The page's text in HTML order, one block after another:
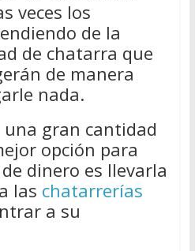
veces los
de la
de chatarra que
de manera
nada.
una gran cantidad
opción para
dinero es llevarla
las chatarrerías
a su